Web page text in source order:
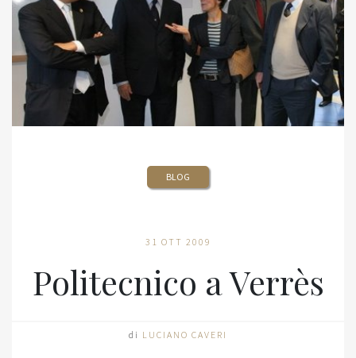
BLOG
31 OTT 2009
Politecnico a Verrès
di LUCIANO CAVERI